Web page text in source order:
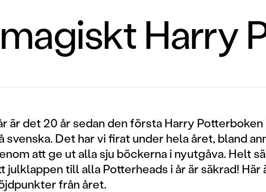
Harry
är det 20 år sedan den första Harry
svenska. Det har vi firat under hela året, bland
att ge ut alla sju böckerna i nyutgåva. Helt
julklappen till alla Potterheads i år är säkrad! Här
från året.